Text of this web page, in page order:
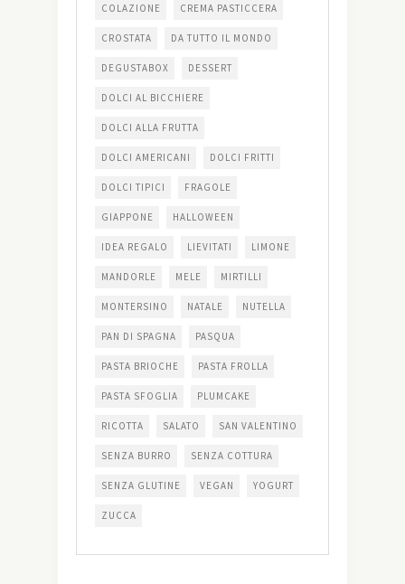
COLAZIONE CREMA PASTICCERA
CROSTATA DA TUTTO IL MONDO
DEGUSTABOX DESSERT
DOLCI AL BICCHIERE
DOLCI ALLA FRUTTA
DOLCI AMERICANI DOLCI FRITTI
DOLCI TIPICI FRAGOLE
GIAPPONE HALLOWEEN
IDEA REGALO LIEVITATI LIMONE
MANDORLE MELE MIRTILLI
MONTERSINO NATALE NUTELLA
PAN DI SPAGNA PASQUA
PASTA BRIOCHE PASTA FROLLA
PASTA SFOGLIA PLUMCAKE
RICOTTA SALATO SAN VALENTINO
SENZA BURRO SENZA COTTURA
SENZA GLUTINE VEGAN YOGURT
ZUCCA